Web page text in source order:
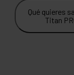
Qué quieres
Titan